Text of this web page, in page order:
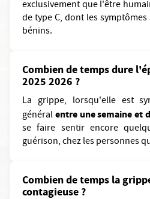
exclusivement que l'être
de type C, dont les
bénins.
Combien de temps dure
2025 2026 ?
La grippe, lorsqu'elle est
généralentre une semaine et
se faire sentir encore
guérison, chez les personnes
Combien de temps la
contagieuse ?